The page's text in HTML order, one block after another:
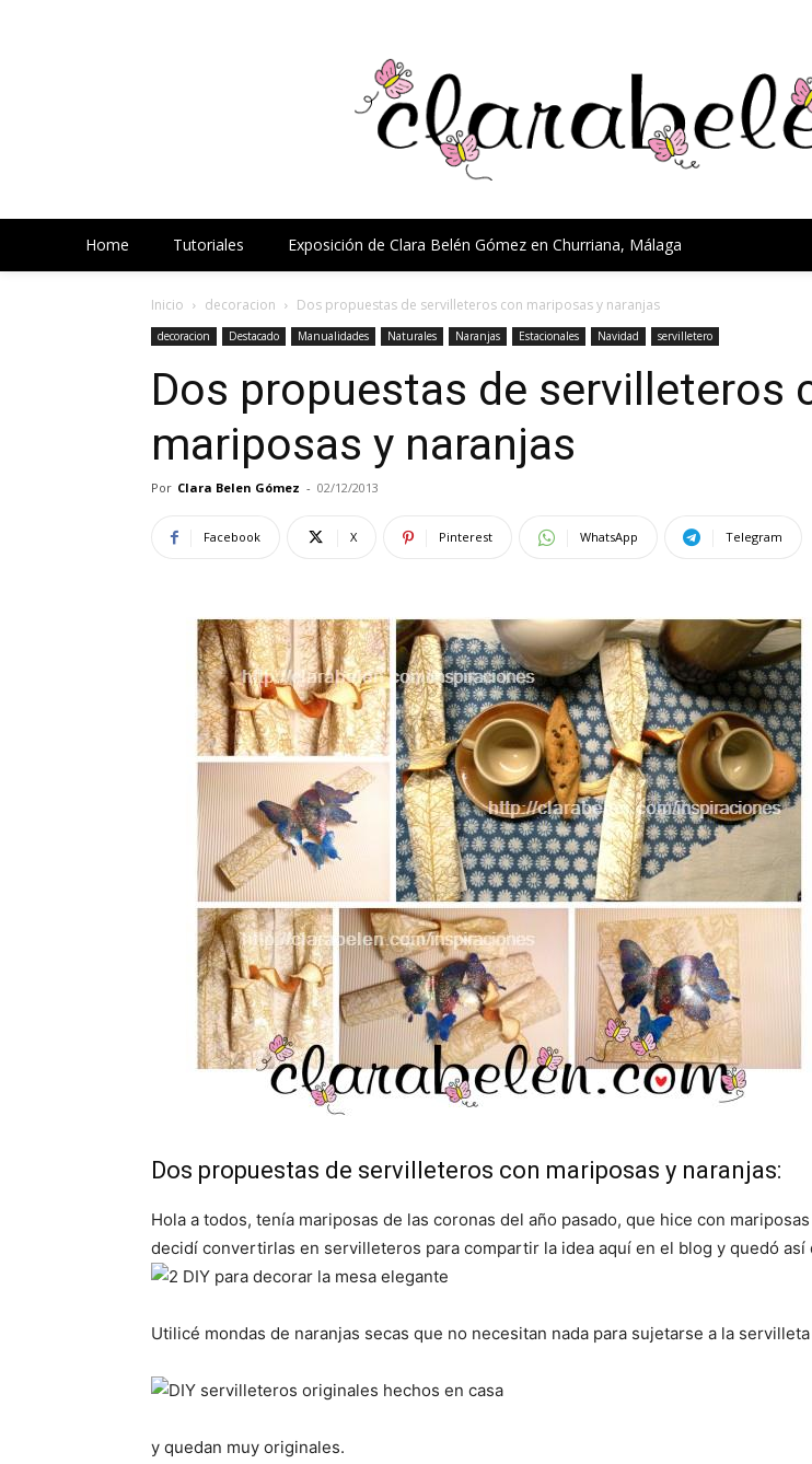
Home Tutoriales Exposición de Clara Belén Gómez en Churriana, Málaga
Inicio decoracion Dos propuestas de servilleteros con mariposas y naranjas
decoracion Destacado Manualidades Naturales Naranjas Estacionales Navidad servilletero
Dos propuestas de servilleteros
mariposas y naranjas
Por Clara Belen Gómez - 02/12/2013
Facebook X Pinterest WhatsApp Telegram
Dos propuestas de servilleteros con mariposas y naranjas:
Hola a todos, tenía mariposas de las coronas del año pasado, que hice con
decidí convertirlas en servilleteros para compartir la idea aquí en el blog y quedó así
Utilicé mondas de naranjas secas que no necesitan nada para sujetarse a la servilleta
y quedan muy originales.